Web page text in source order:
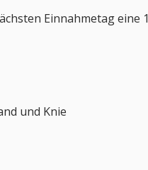
Einnahmetag eine
und Knie